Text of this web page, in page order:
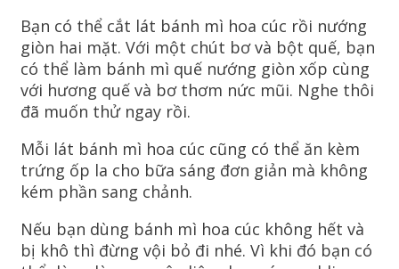
Bạn có thể cắt lát bánh mì hoa cúc rồi nướng
giòn hai mặt. Với một chút bơ và bột quế, bạn
có thể làm bánh mì quế nướng giòn xốp cùng
với hương quế và bơ thơm nức mũi. Nghe thôi
đã muốn thử ngay rồi.
Mỗi lát bánh mì hoa cúc cũng có thể ăn kèm
trứng ốp la cho bữa sáng đơn giản mà không
kém phần sang chảnh.
Nếu bạn dùng bánh mì hoa cúc không hết và
bị khô thì đừng vội bỏ đi nhé. Vì khi đó bạn có